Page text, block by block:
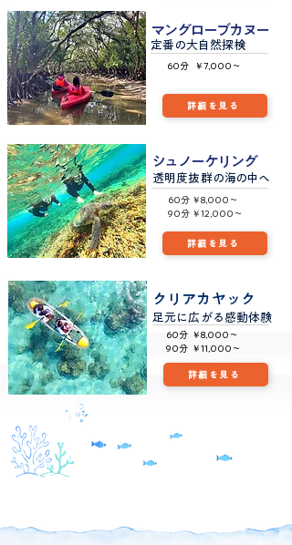
​マングローブカヌー
60分 ￥7,000～
詳細を見る
定番の大自然探検
シュノーケリング
60分 ￥8,000～
​90分 ￥12,000～
詳細を見る
透明度抜群の海の中へ
クリアカヤック
詳細を見る
60分 ￥8,000～
90分 ￥11,000～
足元に広がる感動体験